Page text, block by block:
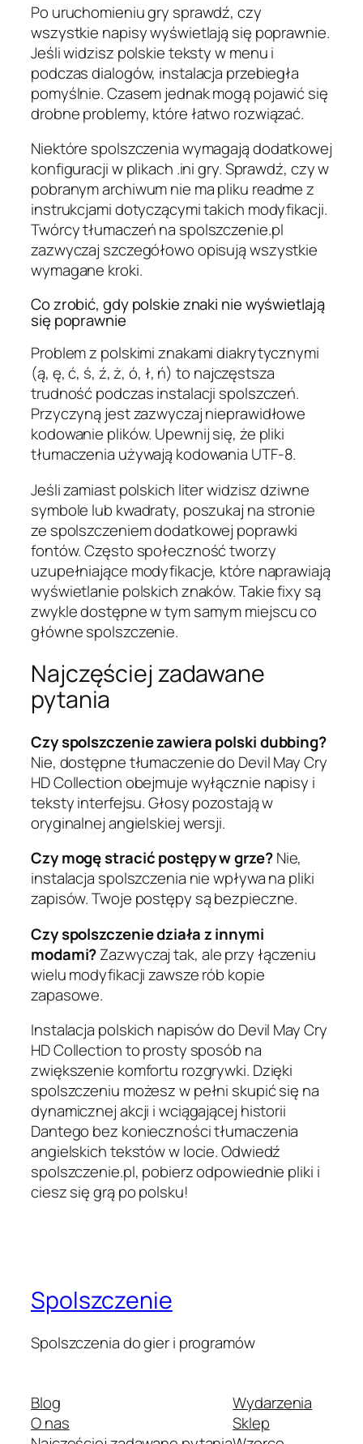
Po uruchomieniu gry sprawdź, czy
wszystkie napisy wyświetlają się poprawnie.
Jeśli widzisz polskie teksty w menu i
podczas dialogów, instalacja przebiegła
pomyślnie. Czasem jednak mogą pojawić się
drobne problemy, które łatwo rozwiązać.
Niektóre spolszczenia wymagają dodatkowej
konfiguracji w plikach .ini gry. Sprawdź, czy w
pobranym archiwum nie ma pliku readme z
instrukcjami dotyczącymi takich modyfikacji.
Twórcy tłumaczeń na spolszczenie.pl
zazwyczaj szczegółowo opisują wszystkie
wymagane kroki.
Co zrobić, gdy polskie znaki nie wyświetlają
się poprawnie
Problem z polskimi znakami diakrytycznymi
(ą, ę, ć, ś, ź, ż, ó, ł, ń) to najczęstsza
trudność podczas instalacji spolszczeń.
Przyczyną jest zazwyczaj nieprawidłowe
kodowanie plików. Upewnij się, że pliki
tłumaczenia używają kodowania UTF-8.
Jeśli zamiast polskich liter widzisz dziwne
symbole lub kwadraty, poszukaj na stronie
ze spolszczeniem dodatkowej poprawki
fontów. Często społeczność tworzy
uzupełniające modyfikacje, które naprawiają
wyświetlanie polskich znaków. Takie fixy są
zwykle dostępne w tym samym miejscu co
główne spolszczenie.
Najczęściej zadawane
pytania
Czy spolszczenie zawiera polski dubbing?
Nie, dostępne tłumaczenie do Devil May Cry
HD Collection obejmuje wyłącznie napisy i
teksty interfejsu. Głosy pozostają w
oryginalnej angielskiej wersji.
Czy mogę stracić postępy w grze?Nie,
instalacja spolszczenia nie wpływa na pliki
zapisów. Twoje postępy są bezpieczne.
Czy spolszczenie działa z innymi
modami?Zazwyczaj tak, ale przy łączeniu
wielu modyfikacji zawsze rób kopie
zapasowe.
Instalacja polskich napisów do Devil May Cry
HD Collection to prosty sposób na
zwiększenie komfortu rozgrywki. Dzięki
spolszczeniu możesz w pełni skupić się na
dynamicznej akcji i wciągającej historii
Dantego bez konieczności tłumaczenia
angielskich tekstów w locie. Odwiedź
spolszczenie.pl, pobierz odpowiednie pliki i
ciesz się grą po polsku!
Spolszczenie
Spolszczenia do gier i programów
Blog
O nas
Wydarzenia
Sklep